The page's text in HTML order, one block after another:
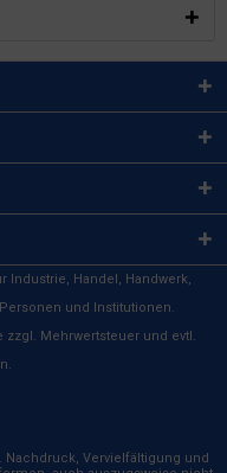
Handel, Handwerk,
und Institutionen.
zzgl. Mehrwertsteuer und evtl.
Nachdruck, Vervielfältigung und